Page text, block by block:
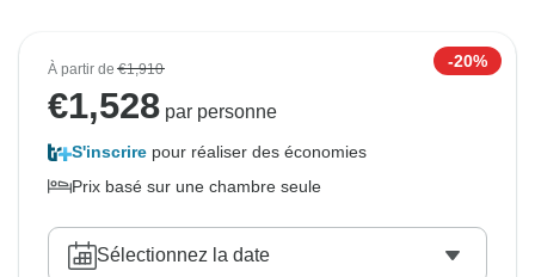
À partir de€1,910 -20%
€1,528 par personne
S'inscrire pour réaliser des économies
Prix basé sur une chambre seule
Sélectionnez la date